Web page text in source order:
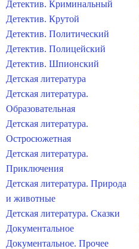
Детектив. Криминальный
Детектив. Крутой
Детектив. Политический
Детектив. Полицейский
Детектив. Шпионский
Детская литература
Детская литература.
Образовательная
Детская литература.
Остросюжетная
Детская литература.
Приключения
Детская литература. Природа
и животные
Детская литература. Сказки
Документальное
Документальное. Прочее